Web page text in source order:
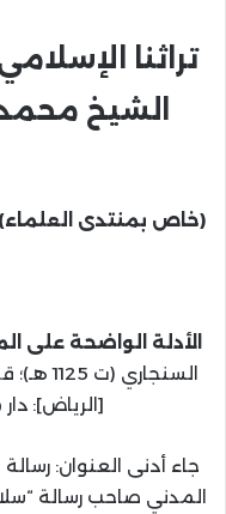
تراثنا
الشيخ
(خاص بمنتدى العلماء)
الأدلة الواضحة على
[الرياض]: دار
جاء أدنى العنوان:
المدني صاحب رسالة